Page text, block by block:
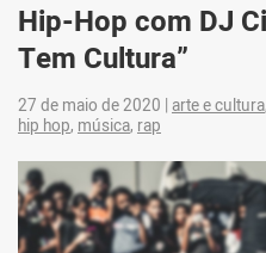
Hip-Hop com DJ
Tem Cultura”
27 de maio de 2020 | arte e cultura,
hip hop, música, rap